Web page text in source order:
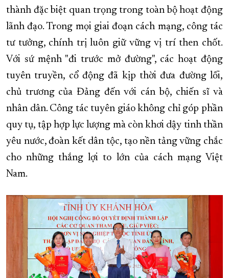
thành đặc biệt quan trọng trong toàn bộ hoạt động
lãnh đạo. Trong mọi giai đoạn cách mạng, công tác
tư tưởng, chính trị luôn giữ vững vị trí then chốt.
Với sứ mệnh "đi trước mở đường", các hoạt động
tuyên truyền, cổ động đã kịp thời đưa đường lối,
chủ trương của Đảng đến với cán bộ, chiến sĩ và
nhân dân. Công tác tuyên giáo không chỉ góp phần
quy tụ, tập hợp lực lượng mà còn khơi dậy tinh thần
yêu nước, đoàn kết dân tộc, tạo nền tảng vững chắc
cho những thắng lợi to lớn của cách mạng Việt
Nam.